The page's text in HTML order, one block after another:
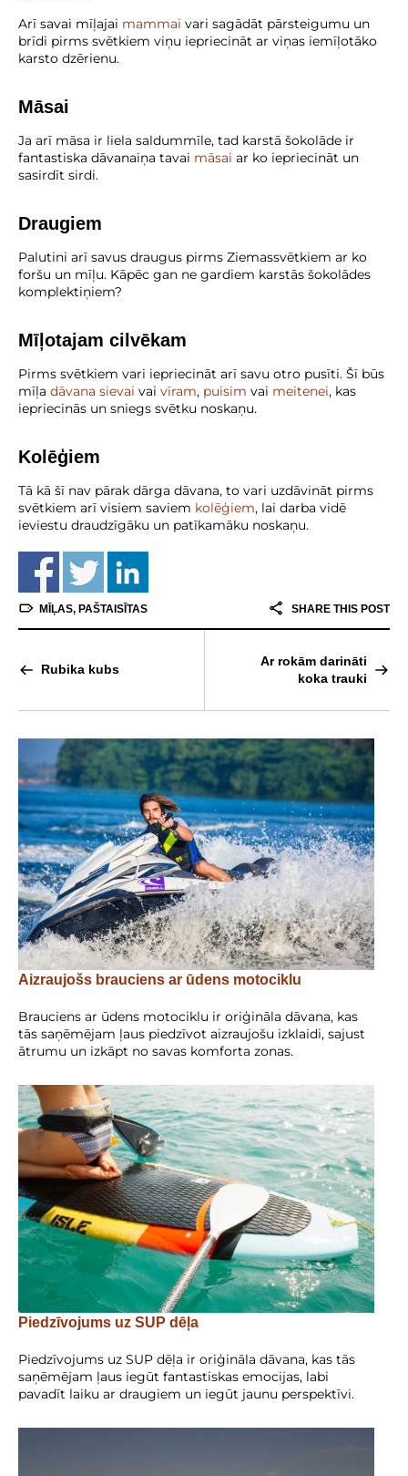
Arī savai mīļajai mammai vari sagādāt pārsteigumu un
brīdi pirms svētkiem viņu iepriecināt ar viņas iemīļotāko
karsto dzērienu.
Māsai
Ja arī māsa ir liela saldummīle, tad karstā šokolāde ir
fantastiska dāvanaiņa tavai māsai ar ko iepriecināt un
sasirdīt sirdi.
Draugiem
Palutini arī savus draugus pirms Ziemassvētkiem ar ko
foršu un mīļu. Kāpēc gan ne gardiem karstās šokolādes
komplektiņiem?
Mīļotajam cilvēkam
Pirms svētkiem vari iepriecināt arī savu otro pusīti. Šī būs
mīļa dāvana sievai vai vīram, puisim vai meitenei, kas
iepriecinās un sniegs svētku noskaņu.
Kolēģiem
Tā kā šī nav pārak dārga dāvana, to vari uzdāvināt pirms
svētkiem arī visiem saviem kolēģiem, lai darba vidē
ieviestu draudzīgāku un patīkamāku noskaņu.
MĪĻAS, PAŠTAISĪTAS SHARE THIS POST
Rubika kubs
Ar rokām darināti
koka trauki
Aizraujošs brauciens ar ūdens motociklu
Brauciens ar ūdens motociklu ir oriģināla dāvana, kas
tās saņēmējam ļaus piedzīvot aizraujošu izklaidi, sajust
ātrumu un izkāpt no savas komforta zonas.
Piedzīvojums uz SUP dēļa
Piedzīvojums uz SUP dēļa ir oriģināla dāvana, kas tās
saņēmējam ļaus iegūt fantastiskas emocijas, labi
pavadīt laiku ar draugiem un iegūt jaunu perspektīvi.